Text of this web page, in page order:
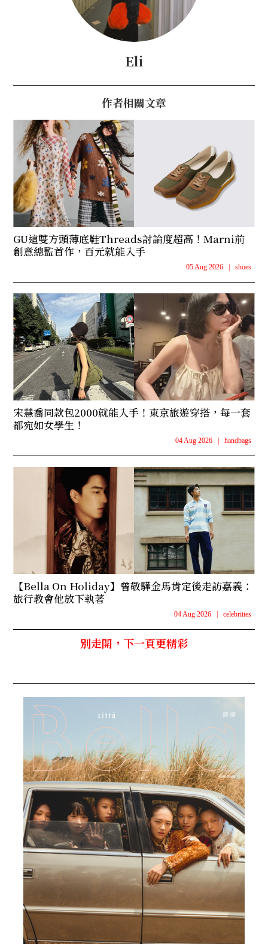
Eli
作者相關文章
GU這雙方頭薄底鞋Threads討論度超高！Marni前
創意總監首作，百元就能入手
05 Aug 2026 shoes
宋慧喬同款包2000就能入手！東京旅遊穿搭，每一套
都宛如女學生！
04 Aug 2026 handbags
【Bella On Holiday】曾敬驊金馬肯定後走訪嘉義：
旅行教會他放下執著
04 Aug 2026 celebrities
別走開，下一頁更精彩